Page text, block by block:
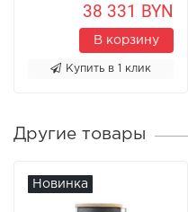
38 331 BYN
В корзину
Купить в 1 клик
Другие товары
Новинка